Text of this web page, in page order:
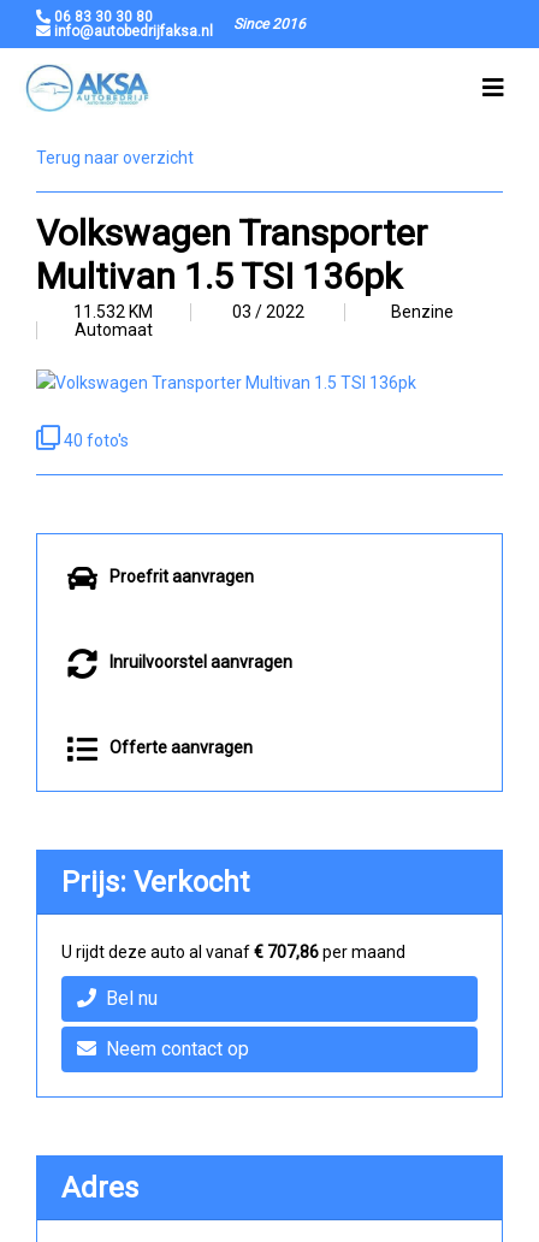
06 83 30 30 80
info@autobedrijfaksa.nl
Since 2016
Terug naar overzicht
Volkswagen Transporter
Multivan 1.5 TSI 136pk
11.532 KM 03 / 2022
Benzine
Automaat
40 foto's
Proefrit aanvragen
Inruilvoorstel aanvragen
Offerte aanvragen
Prijs: Verkocht
U rijdt deze auto al vanaf€ 707,86per maand
Bel nu
Neem contact op
Adres